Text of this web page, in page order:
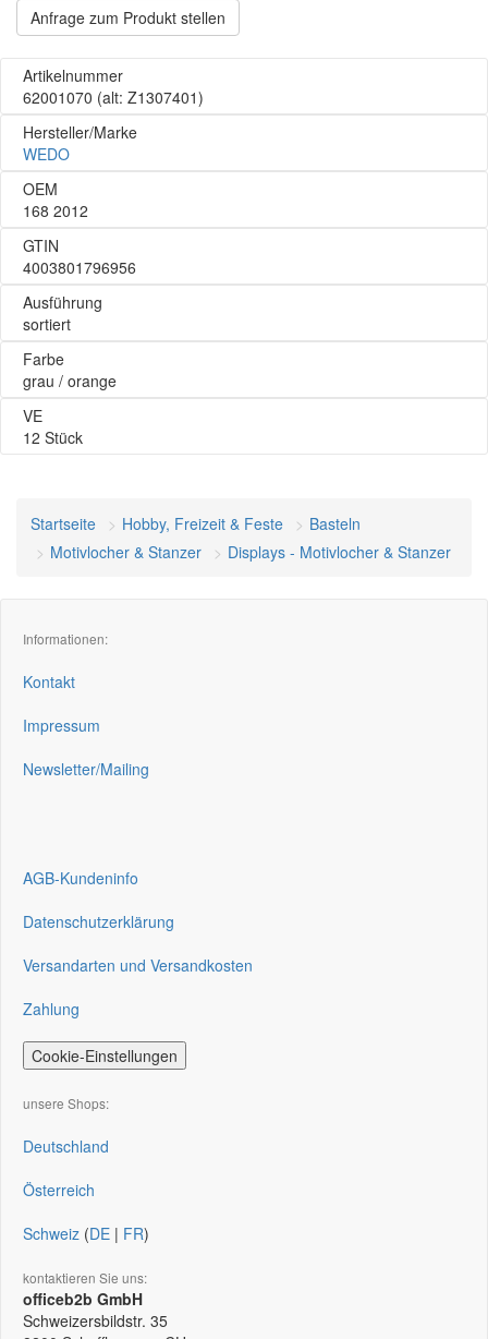
Anfrage zum Produkt stellen
Artikelnummer
62001070 (alt: Z1307401)
Hersteller/Marke
WEDO
OEM
168 2012
GTIN
4003801796956
Ausführung
sortiert
Farbe
grau / orange
VE
12 Stück
Startseite Hobby, Freizeit & Feste
Basteln
Motivlocher & Stanzer
Displays - Motivlocher & Stanzer
Informationen:
Kontakt
Impressum
Newsletter/Mailing
AGB-Kundeninfo
Datenschutzerklärung
Versandarten und Versandkosten
Zahlung
Cookie-Einstellungen
unsere Shops:
Deutschland
Österreich
Schweiz (DE | FR)
kontaktieren Sie uns:
officeb2b GmbH
Schweizersbildstr. 35